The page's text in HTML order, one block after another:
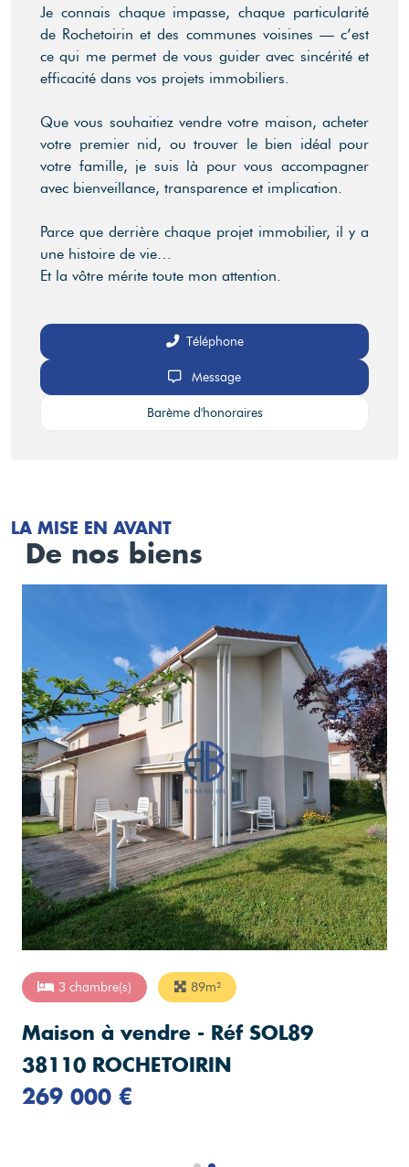
Je connais chaque impasse, chaque particularité
de Rochetoirin et des communes voisines — c’est
ce qui me permet de vous guider avec sincérité et
efficacité dans vos projets immobiliers.
Que vous souhaitiez vendre votre maison, acheter
votre premier nid, ou trouver le bien idéal pour
votre famille, je suis là pour vous accompagner
avec bienveillance, transparence et implication.
Parce que derrière chaque projet immobilier, il y a
une histoire de vie…
Et la vôtre mérite toute mon attention.
Téléphone
Message
Barème d'honoraires
LA MISE EN AVANT
De nos biens
3 chambre(s) 89m²
Maison à vendre - Réf SOL89
38110 ROCHETOIRIN
269 000 €